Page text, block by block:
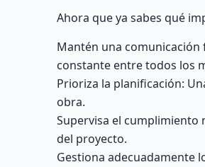
Ahora que ya sabes qué
Mantén una
constante entre todos los
Prioriza la planificación:
obra.
Supervisa el cumplimiento
del proyecto.
Gestiona adecuadamente